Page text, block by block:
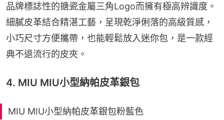
品牌標誌性的搪瓷金屬三角Logo而擁有極高辨識度。
細膩皮革結合精湛工藝，呈現乾淨俐落的高級質感，
小巧尺寸方便攜帶，也能輕鬆放入迷你包，是一款經
典不退流行的皮夾。
4. MIU MIU小型納帕皮革銀包
MIU MIU小型納帕皮革銀包粉藍色